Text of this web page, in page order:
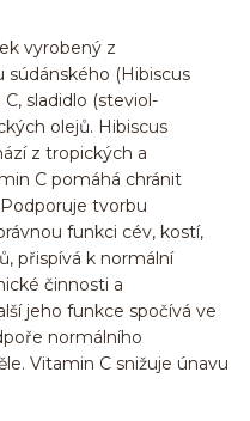
vyrobený z
(Hibiscus
sladidlo (steviol-
olejů. Hibiscus
z tropických a
C pomáhá chránit
tvorbu
funkci cév, kostí,
přispívá k normální
činnosti a
jeho funkce spočívá ve
normálního
Vitamin C snižuje únavu